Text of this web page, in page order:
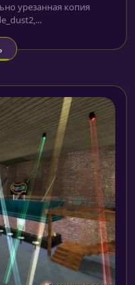
урезанная копия